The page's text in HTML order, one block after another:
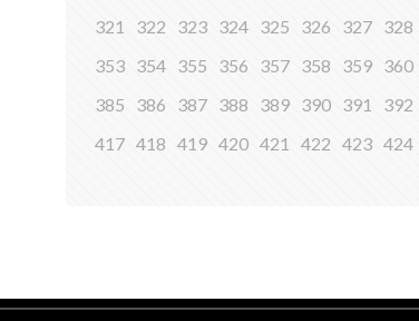
321
322 323 324 325 326 327 328
353 354 355 356 357 358 359 360
385
386 387 388 389 390 391 392
417 418 419 420 421 422 423 424